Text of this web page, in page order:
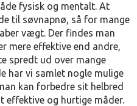
fysisk og mentalt. At
til søvnapnø, så for mange
vægt. Der findes man
mere effektive end andre,
spredt ud over mange
har vi samlet nogle mulige
kan forbedre sit helbred
effektive og hurtige måder.